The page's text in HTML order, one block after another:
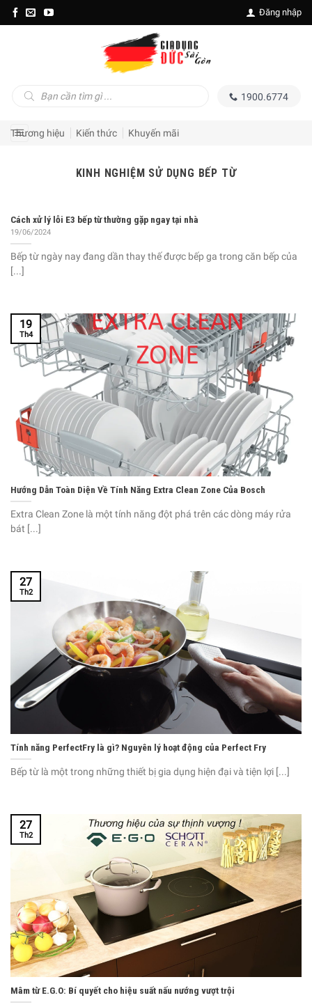
Skip
to
Đăng nhập
kiếm
1900.6774
Thương hiệu Kiến thức Khuyến mãi
KINH NGHIỆM SỬ DỤNG BẾP TỪ
Cách xử lý lỗi E3 bếp từ thường gặp ngay tại nhà
19/06/2024
Bếp từ ngày nay đang dần thay thế được bếp ga trong căn bếp của
[...]
Hướng Dẫn Toàn Diện Về Tính Năng Extra Clean Zone Của Bosch
Extra Clean Zone là một tính năng đột phá trên các dòng máy rửa
bát [...]
19
Th4
Tính năng PerfectFry là gì? Nguyên lý hoạt động của Perfect Fry
Bếp từ là một trong những thiết bị gia dụng hiện đại và tiện lợi [...]
27
Th2
Mâm từ E.G.O: Bí quyết cho hiệu suất nấu nướng vượt trội
27
Th2